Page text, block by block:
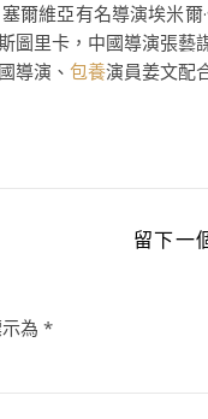
爾維亞有名導演埃米爾
圖里卡，中國導演張藝
導演、 包養演員姜文配
留下一
為 *